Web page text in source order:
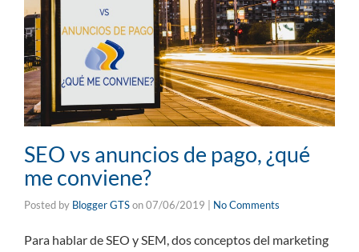
SEO vs anuncios de pago, ¿qué
me conviene?
Posted by Blogger GTSon07/06/2019 No Comments
Para hablar de SEO y SEM, dos conceptos del marketing